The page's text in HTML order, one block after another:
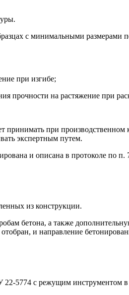
с минимальными размерами
при изгибе;
прочности на растяжение при
принимать при
экспертным путем.
и описана в протоколе по п.
из конструкции.
бетона, а также
и направление
5774 с режущим инструментом